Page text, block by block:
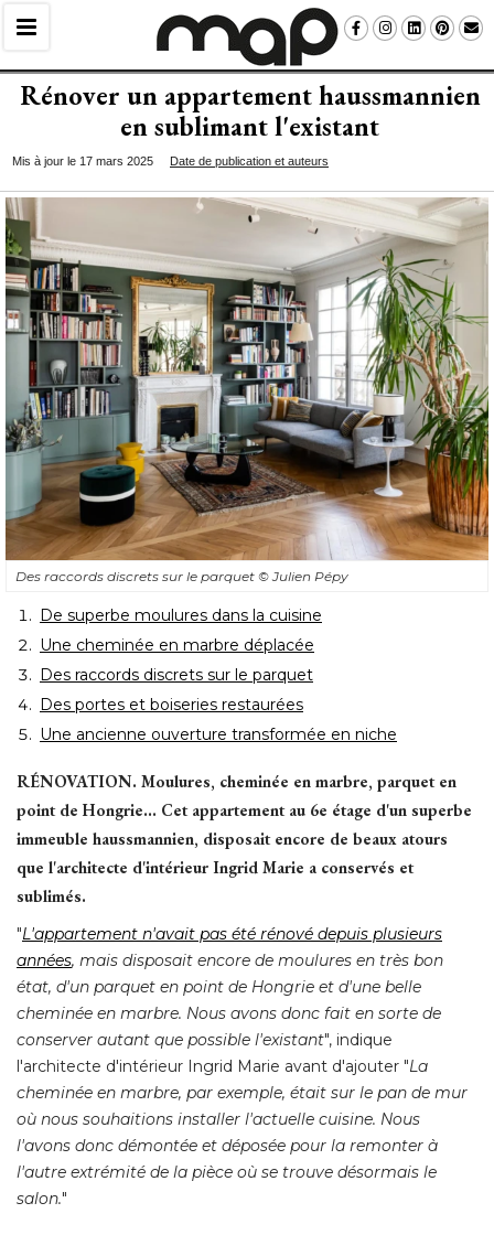
Rénover un appartement haussmannien
en sublimant l'existant
Mis à jour le 17 mars 2025 Date de publication et auteurs
Des raccords discrets sur le parquet © Julien Pépy
De superbe moulures dans la cuisine
Une cheminée en marbre déplacée
Des raccords discrets sur le parquet
Des portes et boiseries restaurées
Une ancienne ouverture transformée en niche
RÉNOVATION. Moulures, cheminée en marbre, parquet en
point de Hongrie... Cet appartement au 6e étage d'un superbe
immeuble haussmannien, disposait encore de beaux atours
que l'architecte d'intérieur Ingrid Marie a conservés et
sublimés.
"L'appartement n'avait pas été rénové depuis plusieurs
années, mais disposait encore de moulures en très bon
état, d'un parquet en point de Hongrie et d'une belle
cheminée en marbre. Nous avons donc fait en sorte de
conserver autant que possible l'existant", indique
l'architecte d'intérieur Ingrid Marie avant d'ajouter "La
cheminée en marbre, par exemple, était sur le pan de mur
où nous souhaitions installer l'actuelle cuisine. Nous
l'avons donc démontée et déposée pour la remonter à
l'autre extrémité de la pièce où se trouve désormais le
salon."